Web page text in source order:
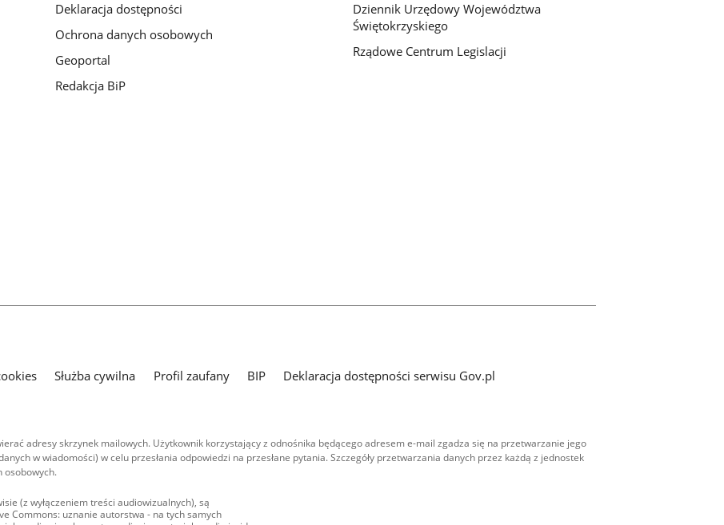
Deklaracja dostępności
Ochrona danych osobowych
Geoportal
Redakcja BiP
Dziennik Urzędowy Województwa
Świętokrzyskiego
Rządowe Centrum Legislacji
Służba cywilna Profil zaufany BIP
Deklaracja dostępności serwisu Gov.pl
adresy skrzynek mailowych. Użytkownik korzystający z odnośnika będącego adresem e-mail zgadza się na przetwarzanie jego
w wiadomości) w celu przesłania odpowiedzi na przesłane pytania. Szczegóły przetwarzania danych przez każdą z jednostek
osobowych.
(z wyłączeniem treści audiowizualnych), są
Commons: uznanie autorstwa - na tych samych